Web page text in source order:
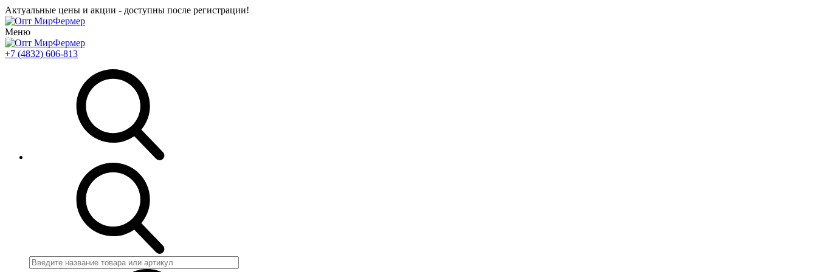
Актуальные цены и акции - доступны после регистрации!
Меню
+7 (4832) 606-813